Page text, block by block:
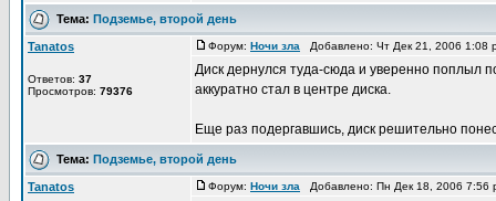
Тема: Подземье, второй день
Tanatos
Ответов: 37
Просмотров: 79376
Форум: Ночи зла Добавлено: Чт Дек 21, 2006
Диск дернулся туда-сюда и уверенно поплыл
аккуратно стал в центре диска.
Еще раз подергавшись, диск решительно
Тема: Подземье, второй день
Tanatos Форум: Ночи зла Добавлено: Пн Дек 18, 2006